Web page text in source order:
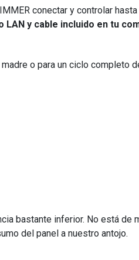
conectar y controlar
LAN y cable incluido en tu
o para un ciclo completo
bastante inferior. No está de
del panel a nuestro antojo.